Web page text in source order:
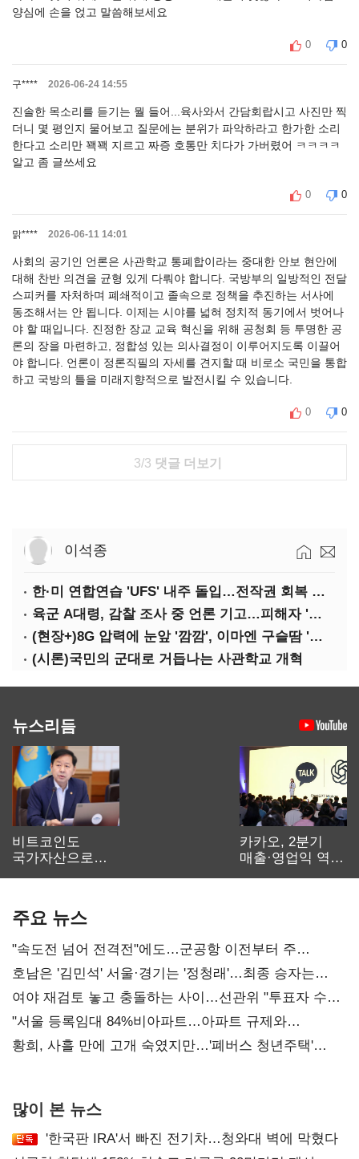
양심에 손을 얹고 말씀해보세요
0 0
구**** 2026-06-24 14:55
진솔한 목소리를 듣기는 뭘 들어...육사와서 간담회랍시고 사진만 찍
더니 몇 평인지 물어보고 질문에는 분위가 파악하라고 한가한 소리
한다고 소리만 꽥꽥 지르고 짜증 호통만 치다가 가버렸어 ㅋㅋㅋㅋ
알고 좀 글쓰세요
0 0
맑**** 2026-06-11 14:01
사회의 공기인 언론은 사관학교 통폐합이라는 중대한 안보 현안에
대해 찬반 의견을 균형 있게 다뤄야 합니다. 국방부의 일방적인 전달
스피커를 자처하며 폐쇄적이고 졸속으로 정책을 추진하는 서사에
동조해서는 안 됩니다. 이제는 시야를 넓혀 정치적 동기에서 벗어나
야 할 때입니다. 진정한 장교 교육 혁신을 위해 공청회 등 투명한 공
론의 장을 마련하고, 정합성 있는 의사결정이 이루어지도록 이끌어
야 합니다. 언론이 정론직필의 자세를 견지할 때 비로소 국민을 통합
하고 국방의 틀을 미래지향적으로 발전시킬 수 있습니다.
0 0
3/3 댓글 더보기
이석종
한·미 연합연습 'UFS' 내주 돌입…전작권 회복 카운트다운
육군 A대령, 감찰 조사 중 언론 기고…피해자 '부글부글'
(현장+)8G 압력에 눈앞 '깜깜', 이마엔 구슬땀 '뚝뚝'…화려한 에어쇼 뒤 땀방울
(시론)국민의 군대로 거듭나는 사관학교 개혁
뉴스리듬
비트코인도
국가자산으로…'
카카오, 2분기
매출·영업익 역대
주요 뉴스
"속도전 넘어 전격전"에도…군공항 이전부터 주
52시간까지 '뇌관'
호남은 '김민석' 서울·경기는 '정청래'…최종 승자는
'안갯속'
여야 재검토 놓고 충돌하는 사이…선관위 "투표자 수
오차 당연"
"서울 등록임대 84%비아파트…아파트 규제와
달리해야"
황희, 사흘 만에 고개 숙였지만…'폐버스 청년주택'
많이 본 뉴스
'한국판 IRA'서 빠진 전기차…청와대 벽에 막혔다